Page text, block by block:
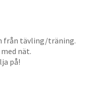
från tävling/träning.
nät.
på!